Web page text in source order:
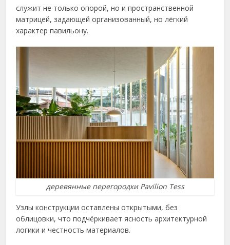
служит не только опорой, но и пространственной
матрицей, задающей организованный, но лёгкий
характер павильону.
деревянные перегородки Pavilion Tess
Узлы конструкции оставлены открытыми, без
облицовки, что подчёркивает ясность архитектурной
логики и честность материалов.